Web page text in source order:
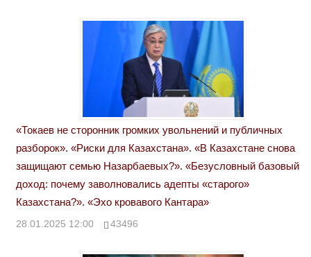
«Токаев не сторонник громких увольнений и публичных
разборок». «Риски для Казахстана». «В Казахстане снова
защищают семью Назарбаевых?». «Безусловный базовый
доход: почему заволновались адепты «старого»
Казахстана?». «Эхо кровавого Кантара»
28.01.2025 12:00 43496